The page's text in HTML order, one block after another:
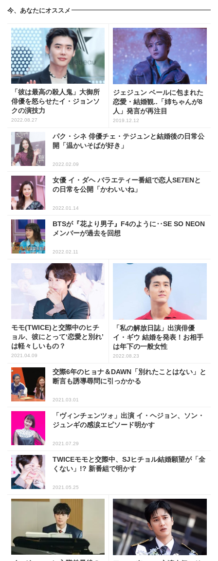
今、あなたにオススメ
「彼は最高の殺人鬼」大御所
俳優を怒らせたイ・ジョンソ
クの演技力
2022.08.27
ジェジュン ベールに包まれた
恋愛・結婚観..「姉ちゃんが8
人」発言が再注目
2019.12.12
パク・シネ 俳優チェ・テジュンと結婚後の日常公
開「温かいそばが好き」
2022.02.09
女優 イ・ダヘ バラエティー番組で恋人SE7ENと
の日常を公開「かわいいね」
2022.01.14
BTSが『花より男子』F4のように‥SE SO NEON
メンバーが過去を回想
2022.02.11
モモ(TWICE)と交際中のヒチ
ョル、彼にとって‘恋愛と別れ’
は軽々しいもの？
2021.04.09
「私の解放日誌」出演俳優
イ・ギウ 結婚を発表！お相手
は年下の一般女性
2022.08.23
交際6年のヒョナ＆DAWN「別れたことはない」と
断言も誘導尋問に引っかかる
2021.03.01
「ヴィンチェンツォ」出演 イ・ヘジョン、ソン・
ジュンギの感涙エピソード明かす
2021.07.29
TWICEモモと交際中、SJヒチョル結婚願望が「全
くない」!? 新番組で明かす
2021.05.25